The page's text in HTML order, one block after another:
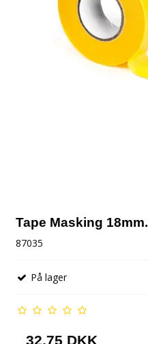
Tape Masking 18mm.
87035
På lager
32,75 DKK